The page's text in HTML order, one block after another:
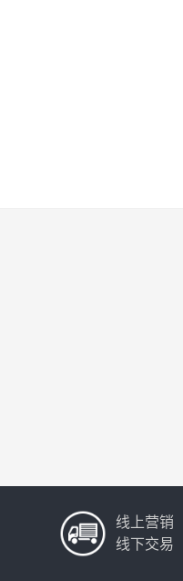
线上营销
线下交易